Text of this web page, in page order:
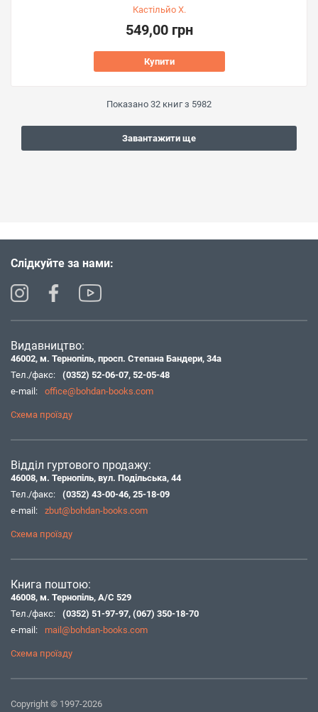
Кастільйо Х.
549,00 грн
Купити
Показано 32 книг з 5982
Завантажити ще
Слідкуйте за нами:
Видавництво:
46002, м. Тернопіль, просп. Степана Бандери, 34а
Тел./факс:
(0352) 52-06-07, 52-05-48
e-mail:
office@bohdan-books.com
Схема проїзду
Відділ гуртового продажу:
46008, м. Тернопіль, вул. Подільська, 44
Тел./факс:
(0352) 43-00-46, 25-18-09
e-mail:
zbut@bohdan-books.com
Схема проїзду
Книга поштою:
46008, м. Тернопіль, А/С 529
Тел./факс:
(0352) 51-97-97, (067) 350-18-70
e-mail:
mail@bohdan-books.com
Схема проїзду
Copyright © 1997-2026